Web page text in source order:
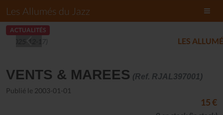
Les Allumés du Jazz
ACTUALITÉS
LES ALLUMÉS DU JAZZ FONT SALON, LE
VENTS & MAREES (Ref. RJAL397001)
Publié le 2003-01-01
15 €